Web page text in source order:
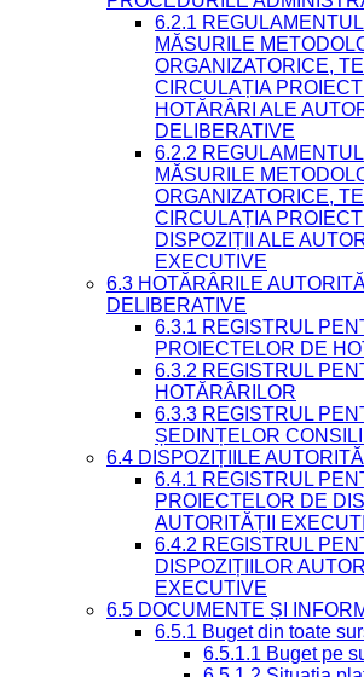
6.2.1
MĂSURILE
ORGANIZATORICE,
CIRCULAȚIA
HOTĂRÂRI ALE
DELIBERATIVE
6.2.2
MĂSURILE
ORGANIZATORICE,
CIRCULAȚIA
DISPOZIȚII ALE
EXECUTIVE
6.3 HOTĂRÂRILE
DELIBERATIVE
6.3.1 REGISTRUL
PROIECTELOR DE
6.3.2 REGISTRUL
HOTĂRÂRILOR
6.3.3 REGISTRUL
ȘEDINȚELOR
6.4 DISPOZIȚIILE
6.4.1 REGISTRUL
PROIECTELOR DE
AUTORITĂȚII
6.4.2 REGISTRUL
DISPOZIȚIILOR
EXECUTIVE
6.5 DOCUMENTE ȘI
6.5.1 Buget din toate
6.5.1.1 Buget pe